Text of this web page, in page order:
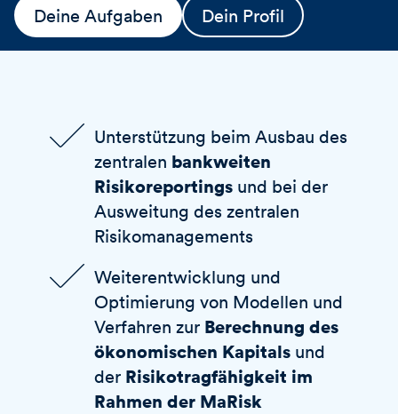
Deine Aufgaben Dein Profil
Unterstützung beim Ausbau des
zentralen bankweiten
Risikoreportings und bei der
Ausweitung des zentralen
Risikomanagements
Weiterentwicklung und
Optimierung von Modellen und
Verfahren zur Berechnung des
ökonomischen Kapitals und
der Risikotragfähigkeit im
Rahmen der MaRisk